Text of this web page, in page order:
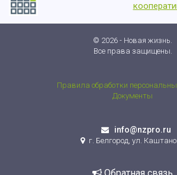
© 2026 - Новая жизнь.
Все права защищены.
Правила обработки
Документы
info@nzpro.ru
г. Белгород, ул.
Обратная связь